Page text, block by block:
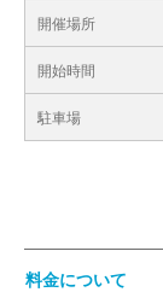
開催場所
開始時間
駐車場
料金について